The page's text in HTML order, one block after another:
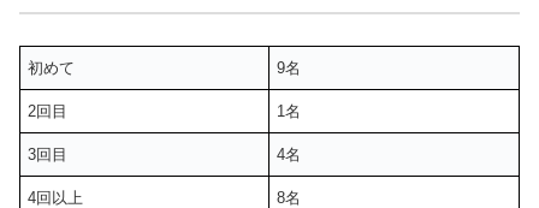
初めて 9名
2回目 1名
3回目 4名
4回以上 8名